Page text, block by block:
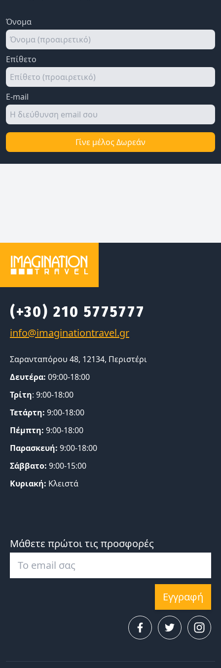
Όνομα
Επίθετο
E-mail
Γίνε μέλος Δωρεάν
(+30) 210 5775777
Σαρανταπόρου 48, 12134, Περιστέρι
Δευτέρα: 09:00-18:00
Τρίτη: 9:00-18:00
Τετάρτη: 9:00-18:00
Πέμπτη: 9:00-18:00
Παρασκευή: 9:00-18:00
Σάββατο: 9:00-15:00
Κυριακή: Κλειστά
Μάθετε πρώτοι τις προσφορές
Εγγραφή